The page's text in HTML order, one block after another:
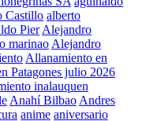
Castillo alberto
Pier Alejandro
marinao Alejandro
Allanamiento en
Patagones julio 2026
inalauquen
Anahí Bilbao Andres
anime aniversario